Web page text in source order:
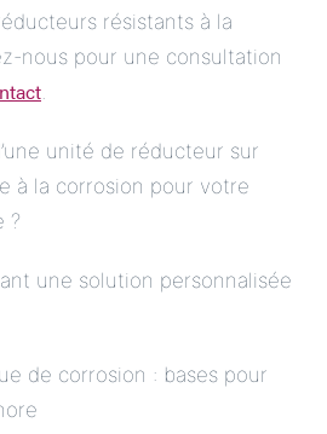
résistants à la
nous pour une consultation
.
unité de réducteur sur
à la corrosion pour votre
?
une solution personnalisée
de corrosion : bases pour